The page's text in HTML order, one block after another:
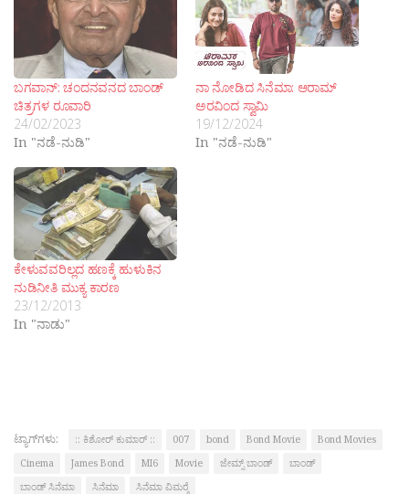
ಬಗವಾನ್: ಚಂದನವನದ ಬಾಂಡ್
ಚಿತ್ರಗಳ ರೂವಾರಿ
24/02/2023
In "ನಡೆ-ನುಡಿ"
ನಾ ನೋಡಿದ ಸಿನೆಮಾ: ಆರಾಮ್
ಅರವಿಂದ ಸ್ವಾಮಿ
19/12/2024
In "ನಡೆ-ನುಡಿ"
ಕೇಳುವವರಿಲ್ಲದ ಹಣಕ್ಕೆ ಹುಳುಕಿನ
ನುಡಿನೀತಿ ಮುಕ್ಯ ಕಾರಣ
23/12/2013
In "ನಾಡು"
ಟ್ಯಾಗ್‌ಗಳು: :: ಕಿಶೋರ್ ಕುಮಾರ್ :: 007 bond Bond Movie
Bond Movies
Cinema
James Bond MI6 Movie ಜೇಮ್ಸ್ ಬಾಂಡ್
ಬಾಂಡ್
ಬಾಂಡ್ ಸಿನೆಮಾ
ಸಿನೆಮಾ ಸಿನೆಮಾ ವಿಮರ‍್ಶೆ